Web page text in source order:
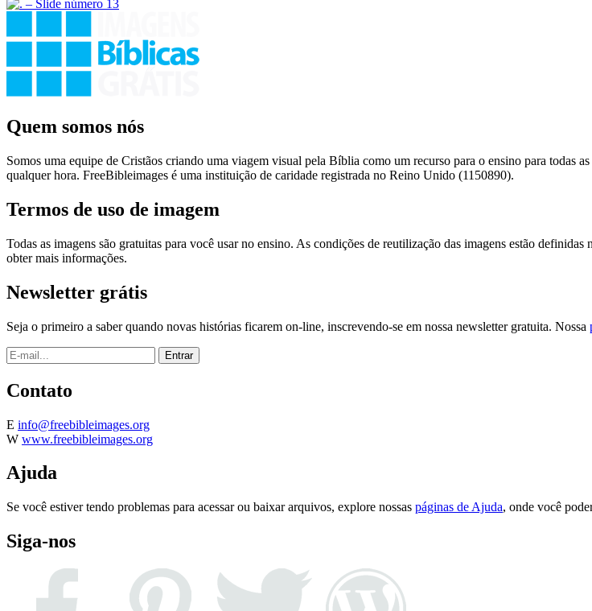
Quem somos nós
Somos uma equipe de Cristãos criando uma viagem visual pela Bíblia como um recurso para o ensino para todas
qualquer hora. FreeBibleimages é uma instituição de caridade registrada no Reino Unido (1150890).
Termos de uso de imagem
Todas as imagens são gratuitas para você usar no ensino. As condições de reutilização das imagens estão
obter mais informações.
Newsletter grátis
Seja o primeiro a saber quando novas histórias ficarem on-line, inscrevendo-se em nossa newsletter gratuita. Nossa
Contato
E info@freebibleimages.org
W www.freebibleimages.org
Ajuda
Se você estiver tendo problemas para acessar ou baixar arquivos, explore nossas páginas de Ajuda, onde você
Siga-nos